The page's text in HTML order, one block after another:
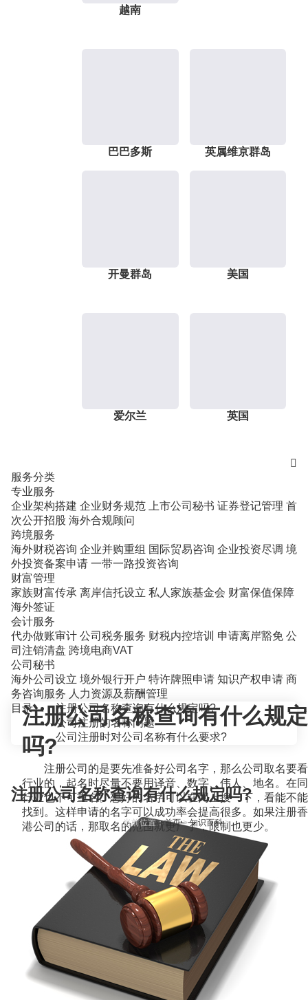
越南
巴巴多斯 英属维京群岛
开曼群岛 美国
爱尔兰 英国

服务分类
专业服务
企业架构搭建 企业财务规范 上市公司秘书 证券登记管理 首
次公开招股 海外合规顾问
跨境服务
海外财税咨询 企业并购重组 国际贸易咨询 企业投资尽调 境
外投资备案申请 一带一路投资咨询
财富管理
家族财富传承 离岸信托设立 私人家族基金会 财富保值保障
海外签证
会计服务
代办做账审计 公司税务服务 财税内控培训 申请离岸豁免 公
司注销清盘 跨境电商VAT
公司秘书
海外公司设立 境外银行开户 特许牌照申请 知识产权申请 商
务咨询服务 人力资源及薪酬管理
当前位置：首页>知识百科>
注册公司名称查询有什么规定
吗?
注册公司的是要先准备好公司名字，那么公司取名要看
行业的，起名时尽量不要用译音、数字、伟人、地名。在同
行业也不可重名。想好的名字可以在网上搜一下，看能不能
找到。这样申请的名字可以成功率会提高很多。如果注册香
港公司的话，那取名的范围就更广了，限制也更少。
目录
注册公司名称查询有什么规定吗?
公司注册的名称问题
公司注册时对公司名称有什么要求?
注册公司名称查询有什么规定吗?